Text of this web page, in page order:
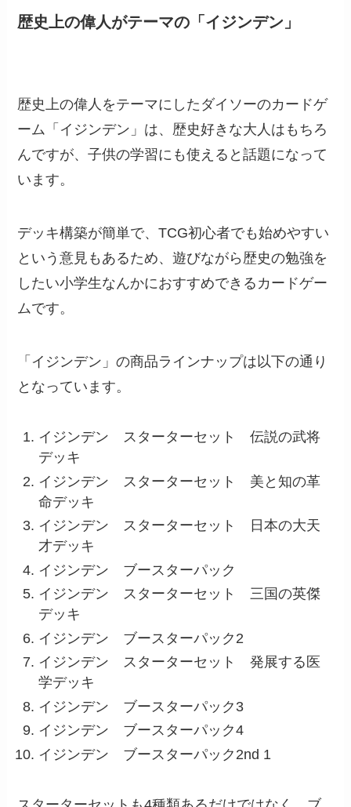
歴史上の偉人がテーマの「イジンデン」
歴史上の偉人をテーマにしたダイソーのカードゲ
ーム「イジンデン」は、歴史好きな大人はもちろ
んですが、子供の学習にも使えると話題になって
います。
デッキ構築が簡単で、TCG初心者でも始めやすい
という意見もあるため、遊びながら歴史の勉強を
したい小学生なんかにおすすめできるカードゲー
ムです。
「イジンデン」の商品ラインナップは以下の通り
となっています。
イジンデン スターターセット 伝説の武将
デッキ
イジンデン スターターセット 美と知の革
命デッキ
イジンデン スターターセット 日本の大天
才デッキ
イジンデン ブースターパック
イジンデン スターターセット 三国の英傑
デッキ
イジンデン ブースターパック2
イジンデン スターターセット 発展する医
学デッキ
イジンデン ブースターパック3
イジンデン ブースターパック4
イジンデン ブースターパック2nd 1